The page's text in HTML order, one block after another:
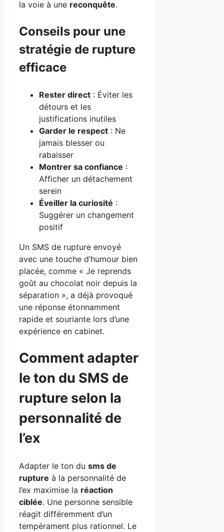
la voie à une reconquête.
Conseils pour une
stratégie de rupture
efficace
Rester direct : Éviter les
détours et les
justifications inutiles
Garder le respect : Ne
jamais blesser ou
rabaisser
Montrer sa confiance :
Afficher un détachement
serein
Éveiller la curiosité :
Suggérer un changement
positif
Un SMS de rupture envoyé
avec une touche d’humour bien
placée, comme « Je reprends
goût au chocolat noir depuis la
séparation », a déjà provoqué
une réponse étonnamment
rapide et souriante lors d’une
expérience en cabinet.
Comment adapter
le ton du SMS de
rupture selon la
personnalité de
l’ex
Adapter le ton du sms de
rupture à la personnalité de
l’ex maximise la réaction
ciblée. Une personne sensible
réagit différemment d’un
tempérament plus rationnel. Le